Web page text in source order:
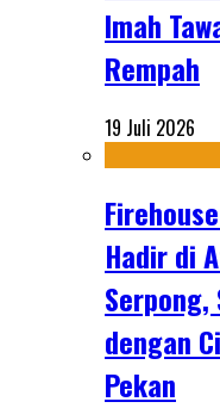
Imah
Rempah
19 Juli 2026
Hadir di
dengan
Pekan